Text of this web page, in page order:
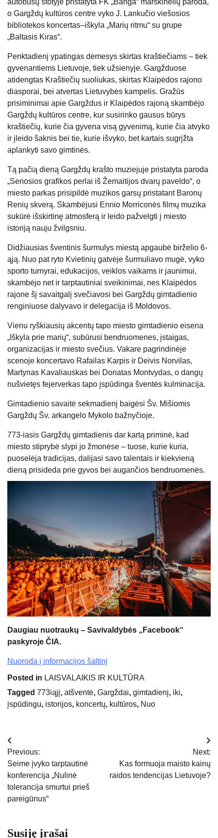
o Gargždų kultūros centre vyko J. Lankučio viešosios
bibliotekos koncertas–iškyla „Marių ritmu“ su grupe
„Baltasis Kiras“.
Penktadienį ypatingas dėmesys skirtas kraštiečiams – tiek
gyvenantiems Lietuvoje, tiek užsienyje. Gargžduose
atidengtas Kraštiečių suoliukas, skirtas Klaipėdos rajono
diasporai, bei atvertas Lietuvybės kampelis. Gražūs
prisiminimai apie Gargždus ir Klaipėdos rajoną skambėjo
Gargždų kultūros centre, kur susirinko gausus būrys
kraštiečių, kurie čia gyvena visą gyvenimą, kurie čia atvyko
ir įleido šaknis bei tie, kurie išvyko, bet kartais sugrįžta
aplankyti savo gimtinės.
Tą pačią dieną Gargždų krašto muziejuje pristatyta paroda
„Senosios grafikos perlai iš Žemaitijos dvarų paveldo“, o
miesto parkas prisipildė muzikos garsų pristatant Baronų
Renių skverą. Skambėjusi Ennio Morriconės filmų muzika
sukūrė išskirtinę atmosferą ir leido pažvelgti į miesto
istoriją nauju žvilgsniu.
Didžiausias šventinis šurmulys miestą apgaubė birželio 6-
ąją. Nuo pat ryto Kvietinių gatvėje šurmuliavo mugė, vyko
sporto turnyrai, edukacijos, veiklos vaikams ir jaunimui,
skambėjo net ir tarptautiniai sveikinimai, nes Klaipėdos
rajone šį savaitgalį svečiavosi bei Gargždų gimtadienio
renginiuose dalyvavo ir delegacija iš Moldovos.
Vienu ryškiausių akcentų tapo miesto gimtadienio eisena
„Iškyla prie marių“, subūrusi bendruomenes, įstaigas,
organizacijas ir miesto svečius. Vakare pagrindinėje
scenoje koncertavo Rafailas Karpis ir Deivis Norvilas,
Martynas Kavaliauskas bei Donatas Montvydas, o dangų
nušvietęs fejerverkas tapo įspūdinga šventės kulminacija.
Gimtadienio savaitė sekmadienį baigėsi Šv. Mišiomis
Gargždų Šv. arkangelo Mykolo bažnyčioje.
773-iasis Gargždų gimtadienis dar kartą priminė, kad
miesto stiprybė slypi jo žmonėse – tuose, kurie kuria,
puoselėja tradicijas, dalijasi savo talentais ir kiekvieną
dieną prisideda prie gyvos bei augančios bendruomenės.
Daugiau nuotraukų – Savivaldybės „Facebook“
paskyroje ČIA.
Nuoroda į informacijos šaltinį
Posted in LAISVALAIKIS IR KULTŪRA
Tagged 773iąjį, atšventė, Gargždai, gimtadienį, iki,
įspūdingu, istorijos, koncertų, kultūros, Nuo
Navigacija
tarp
įrašų
Previous:
Seime įvyko tarptautinė
konferencija „Nulinė
tolerancija smurtui prieš
pareigūnus“
Next:
Kas formuoja maisto kainų
raidos tendencijas Lietuvoje?
Susiję įrašai